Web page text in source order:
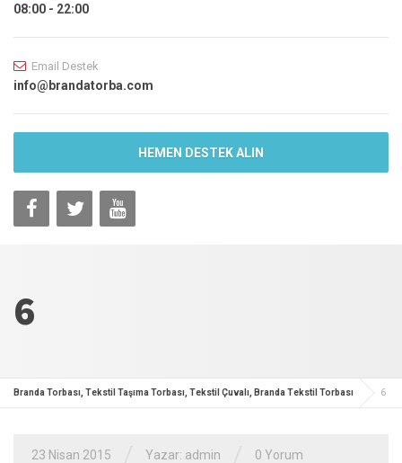
08:00 - 22:00
Email Destek
info@brandatorba.com
HEMEN DESTEK ALIN
6
Branda Torbası, Tekstil Taşıma Torbası, Tekstil Çuvalı, Branda Tekstil Torbası 6
23 Nisan 2015 Yazar: admin 0 Yorum